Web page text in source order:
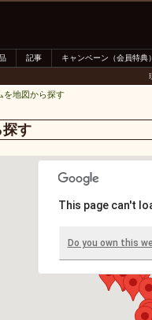
記事 キャンペーン（会員特典
を地図から探す
探す
This page can't
Do you own this